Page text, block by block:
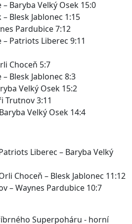
Baryba Velký Osek 15:0
Blesk Jablonec 1:15
Pardubice 7:12
Patriots Liberec 9:11
Choceň 5:7
Blesk Jablonec 8:3
Velký Osek 15:2
Trutnov 3:11
Velký Osek 14:4
Liberec – Baryba Velký
Choceň – Blesk Jablonec 11:12
– Waynes Pardubice 10:7
Superpoháru - horní